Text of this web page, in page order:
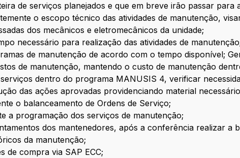
de serviços planejados e que em breve irão passar para
o escopo técnico das atividades de manutenção,
dos mecânicos e eletromecânicos da unidade;
necessário para realização das atividades de
de manutenção de acordo com o tempo disponível;
de manutenção, mantendo o custo de manutenção
dentro do programa MANUSIS 4, verificar
das ações aprovadas providenciando material
o balanceamento de Ordens de Serviço;
a programação dos serviços de manutenção;
dos mantenedores, após a conferência realizar a
da manutenção;
de compra via SAP ECC;